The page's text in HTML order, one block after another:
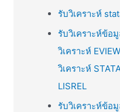
รับวิเคราะห์
รับวิเคราะห์ข้อ
วิเคราะห์
วิเคราะห์
LISREL
รับวิเคราะห์ข้อมู